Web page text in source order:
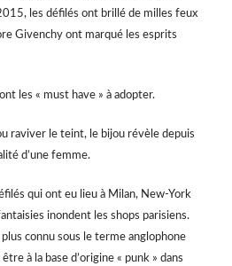
les défilés ont brillé de milles feux
Givenchy ont marqué les esprits
les « must have » à adopter.
raviver le teint, le bijou révèle depuis
d’une femme.
qui ont eu lieu à Milan, New-York
inondent les shops parisiens.
plus connu sous le terme anglophone
à la base d’origine « punk » dans